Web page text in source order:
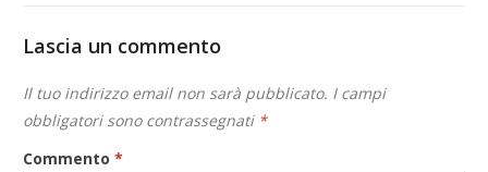
Lascia un commento
Il tuo indirizzo email non sarà pubblicato. I campi
obbligatori sono contrassegnati *
Commento*